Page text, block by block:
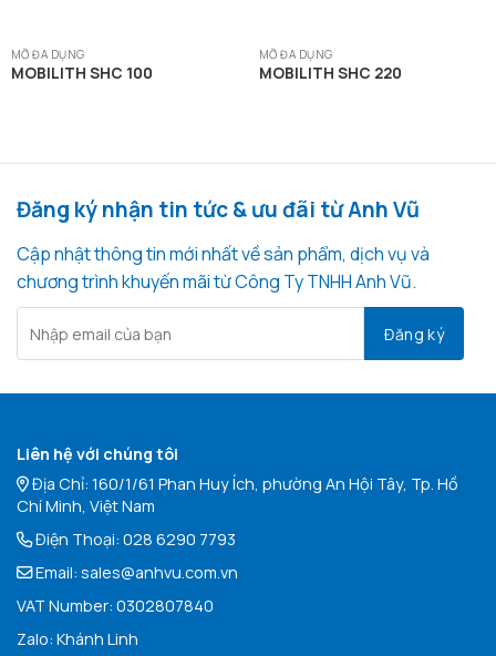
MỠ ĐA DỤNG
MOBILITH SHC 100
MỠ ĐA DỤNG
MOBILITH SHC 220
Đăng ký nhận tin tức & ưu đãi từ Anh Vũ
Cập nhật thông tin mới nhất về sản phẩm, dịch vụ và
chương trình khuyến mãi từ Công Ty TNHH Anh Vũ.
Liên hệ với chúng tôi
Địa Chỉ: 160/1/61 Phan Huy Ích, phường An Hội Tây, Tp. Hồ
Chí Minh, Việt Nam
Điện Thoại: 028 6290 7793
Email: sales@anhvu.com.vn
VAT Number: 0302807840
Zalo: Khánh Linh